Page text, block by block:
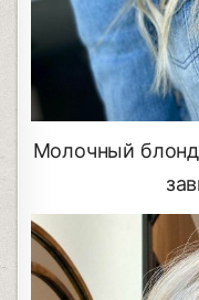
Молочный